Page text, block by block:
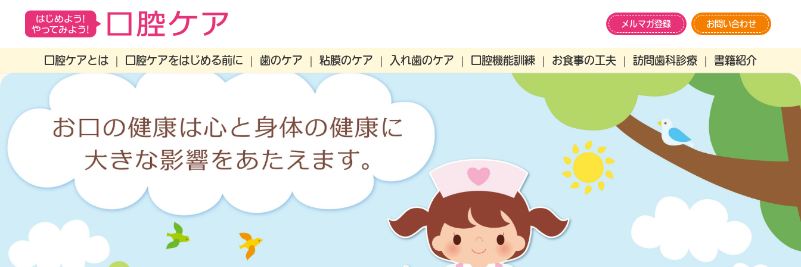
メルマガ登録 お問い合わせ
口腔ケアとは 口腔ケアをはじめる前に 歯のケア 粘膜のケア 入れ歯のケア 口腔機能訓練 お食事の工夫 訪問歯科診療 書籍紹介